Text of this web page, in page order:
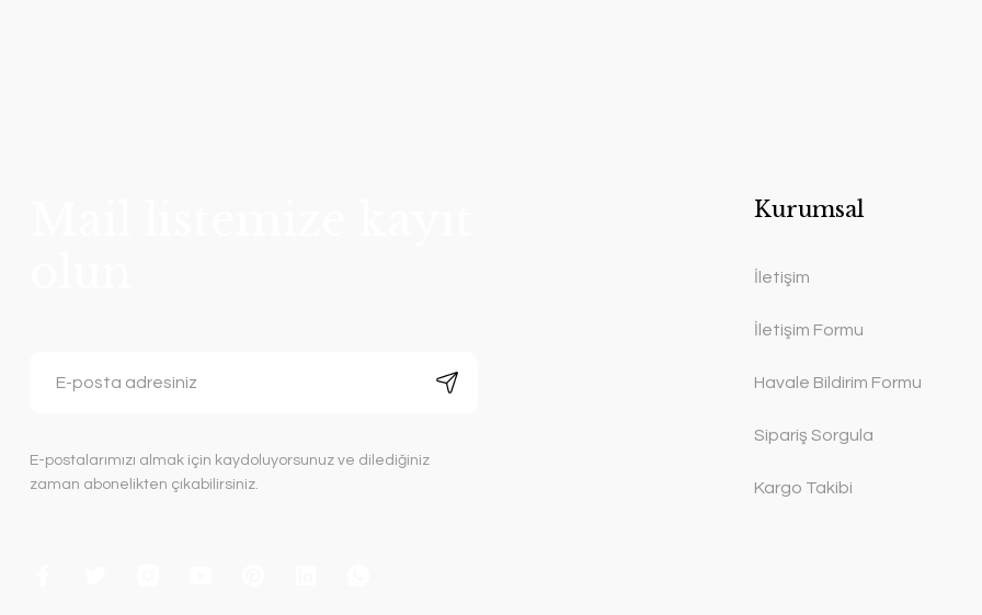
E-postalarımızı almak için kaydoluyorsunuz ve dilediğiniz
zaman abonelikten çıkabilirsiniz.
Kurumsal
İletişim
İletişim Formu
Havale Bildirim Formu
Sipariş Sorgula
Kargo Takibi